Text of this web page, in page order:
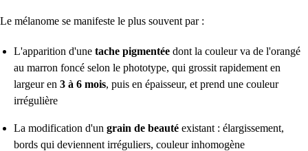
Le mélanome se manifeste le plus souvent par :
L'apparition d'une tache pigmentée dont la couleur va de l'orangé
au marron foncé selon le phototype, qui grossit rapidement en
largeur en 3 à 6 mois, puis en épaisseur, et prend une couleur
irrégulière
La modification d'un grain de beauté existant : élargissement,
bords qui deviennent irréguliers, couleur inhomogène